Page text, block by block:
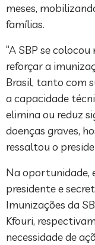
meses,
famílias.
“A SBP se
reforçar a
Brasil, tanto com
a capacidade
elimina ou reduz
doenças graves,
ressaltou o
Na oportunidade,
presidente e
Imunizações da
Kfouri,
necessidade de